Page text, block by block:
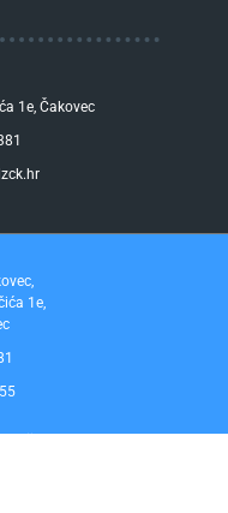
1e, Čakovec
1e,